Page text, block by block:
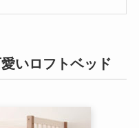
いロフトベッド